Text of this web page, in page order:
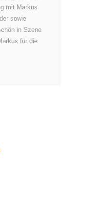
mit Markus
sowie
in Szene
für die